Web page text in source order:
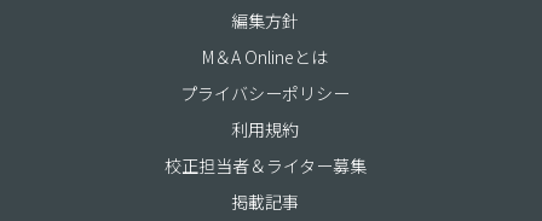
編集方針
M＆A Onlineとは
プライバシーポリシー
利用規約
校正担当者＆ライター募集
掲載記事